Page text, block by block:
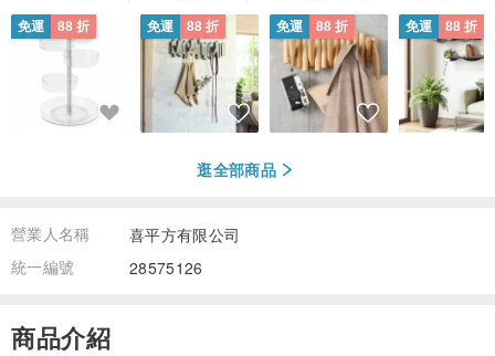
免運 88 折 免運 88 折 免運 88 折 免運 88 折
逛全部商品
營業人名稱
喜平方有限公司
統一編號
28575126
商品介紹